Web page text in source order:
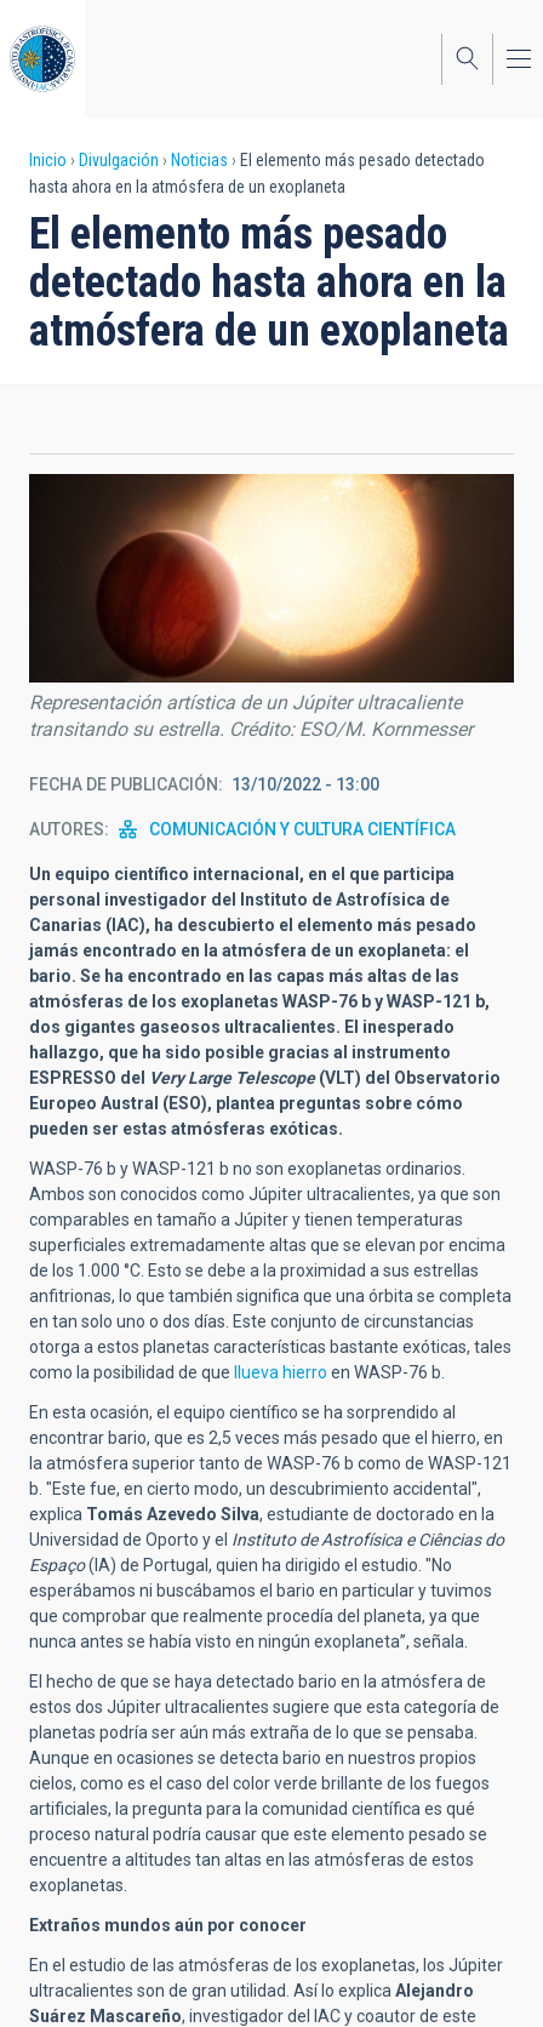
al
contenido
principal
Sobrescribir
enlaces
de
ayuda
a
Inicio Divulgación Noticias
El elemento más pesado detectado
hasta ahora en la atmósfera de un exoplaneta
El elemento más pesado
detectado hasta ahora en la
atmósfera de un exoplaneta
Representación artística de un Júpiter ultracaliente
transitando su estrella. Crédito: ESO/M. Kornmesser
FECHA DE PUBLICACIÓN 13/10/2022 - 13:00
AUTORES COMUNICACIÓN Y CULTURA CIENTÍFICA
Un equipo científico internacional, en el que participa
personal investigador del Instituto de Astrofísica de
Canarias (IAC), ha descubierto el elemento más pesado
jamás encontrado en la atmósfera de un exoplaneta: el
bario. Se ha encontrado en las capas más altas de las
atmósferas de los exoplanetas WASP-76 b y WASP-121 b,
dos gigantes gaseosos ultracalientes. El inesperado
hallazgo, que ha sido posible gracias al instrumento
ESPRESSO del Very Large Telescope(VLT) del Observatorio
Europeo Austral (ESO), plantea preguntas sobre cómo
pueden ser estas atmósferas exóticas.
WASP-76 b y WASP-121 b no son exoplanetas ordinarios.
Ambos son conocidos como Júpiter ultracalientes, ya que son
comparables en tamaño a Júpiter y tienen temperaturas
superficiales extremadamente altas que se elevan por encima
de los 1.000 °C. Esto se debe a la proximidad a sus estrellas
anfitrionas, lo que también significa que una órbita se completa
en tan solo uno o dos días. Este conjunto de circunstancias
otorga a estos planetas características bastante exóticas, tales
como la posibilidad de que llueva hierro en WASP-76 b.
En esta ocasión, el equipo científico se ha sorprendido al
encontrar bario, que es 2,5 veces más pesado que el hierro, en
la atmósfera superior tanto de WASP-76 b como de WASP-121
b. "Este fue, en cierto modo, un descubrimiento accidental",
explica Tomás Azevedo Silva, estudiante de doctorado en la
Universidad de Oporto y el Instituto de Astrofísica e Ciências do
Espaço(IA) de Portugal, quien ha dirigido el estudio. "No
esperábamos ni buscábamos el bario en particular y tuvimos
que comprobar que realmente procedía del planeta, ya que
nunca antes se había visto en ningún exoplaneta”, señala.
El hecho de que se haya detectado bario en la atmósfera de
estos dos Júpiter ultracalientes sugiere que esta categoría de
planetas podría ser aún más extraña de lo que se pensaba.
Aunque en ocasiones se detecta bario en nuestros propios
cielos, como es el caso del color verde brillante de los fuegos
artificiales, la pregunta para la comunidad científica es qué
proceso natural podría causar que este elemento pesado se
encuentre a altitudes tan altas en las atmósferas de estos
exoplanetas.
Extraños mundos aún por conocer
En el estudio de las atmósferas de los exoplanetas, los Júpiter
ultracalientes son de gran utilidad. Así lo explica Alejandro
Suárez Mascareño, investigador del IAC y coautor de este